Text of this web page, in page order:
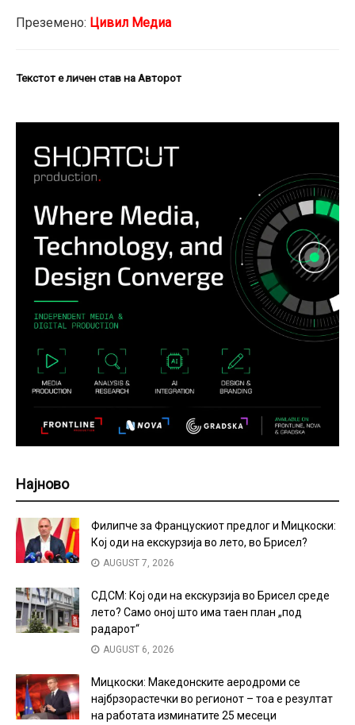
Преземено: Цивил Медиа
Текстот е личен став на Авторот
Најново
Филипче за Францускиот предлог и Мицкоски:
Кој оди на екскурзија во лето, во Брисел?
AUGUST 7, 2026
СДСМ: Кој оди на екскурзија во Брисел среде
лето? Само оној што има таен план „под
радарот“
AUGUST 6, 2026
Мицкоски: Македонските аеродроми се
најбрзорастечки во регионот – тоа е резултат
на работата изминатите 25 месеци